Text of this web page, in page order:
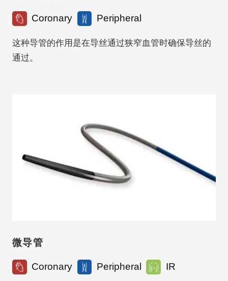
Coronary Peripheral
这种导管的作用是在导丝通过狭窄血管时确保导丝的
通过。
微导管
Coronary Peripheral IR